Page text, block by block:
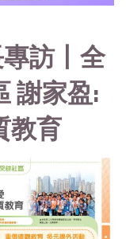
訪丨全
謝家盈:
教育